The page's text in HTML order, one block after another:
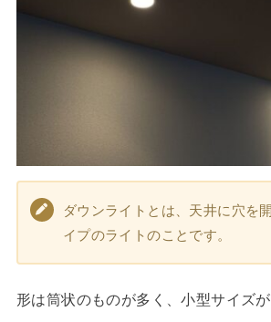
ダウンライトとは、天井に穴を
イプのライトのことです。
形は筒状のものが多く、小型サイズが